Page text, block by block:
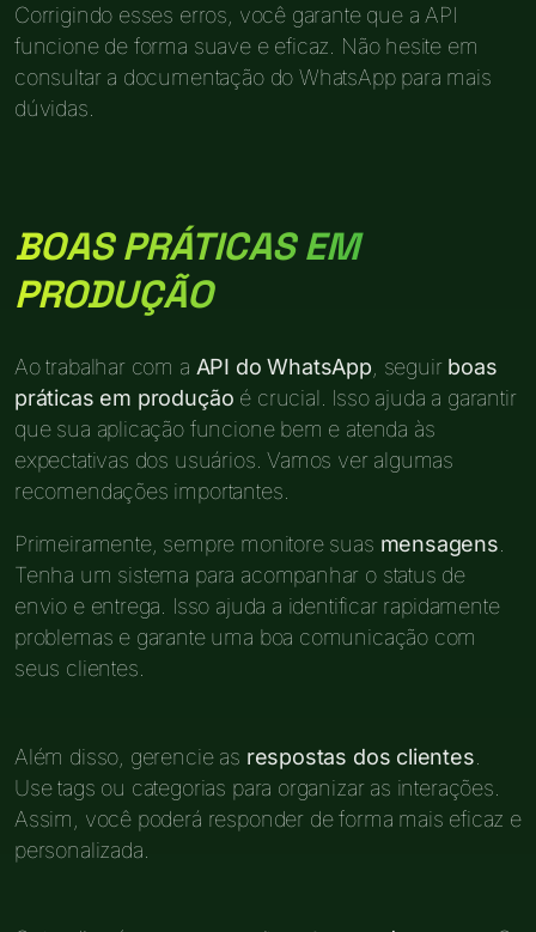
Corrigindo esses erros, você garante que a API
funcione de forma suave e eficaz. Não hesite em
consultar a documentação do WhatsApp para mais
dúvidas.
BOAS PRÁTICAS EM
PRODUÇÃO
Ao trabalhar com a API do WhatsApp , seguir boas
práticas em produção é crucial. Isso ajuda a garantir
que sua aplicação funcione bem e atenda às
expectativas dos usuários. Vamos ver algumas
recomendações importantes.
Primeiramente, sempre monitore suas mensagens
Tenha um sistema para acompanhar o status de
envio e entrega. Isso ajuda a identificar rapidamente
problemas e garante uma boa comunicação com
seus clientes.
Além disso, gerencie as respostas dos clientes
Use tags ou categorias para organizar as interações.
Assim, você poderá responder de forma mais eficaz e
personalizada.